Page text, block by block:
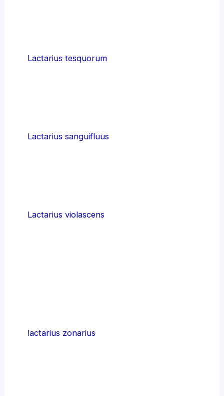
Lactarius tesquorum
Lactarius sanguifluus
Lactarius violascens
lactarius zonarius